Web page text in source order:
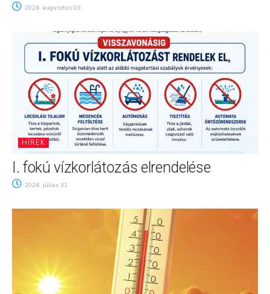
2026. augusztus 03.
HÍREK
I. fokú vízkorlátozás elrendelése
2026. július 31.